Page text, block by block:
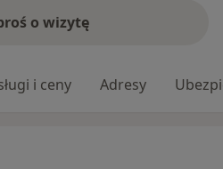
o wizytę
i ceny Adresy